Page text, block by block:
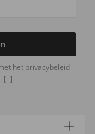
het privacybeleid
[+]